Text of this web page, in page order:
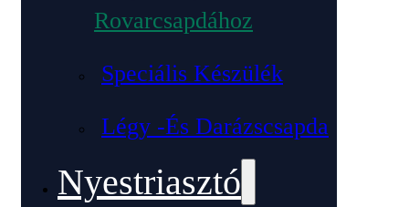
Rovarcsapdához
Speciális Készülék
Légy -és Darázscsapda
Nyestriasztó